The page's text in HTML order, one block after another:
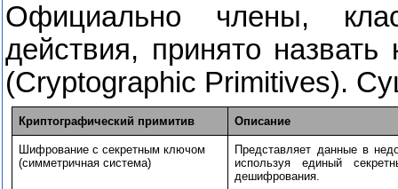
Официально члены,
действия, принято
(Cryptographic Primitives).
Криптографический примитив Описание
Шифрование с секретным ключом
(симметричная система)
Представляет данные в
используя единый
дешифрования.